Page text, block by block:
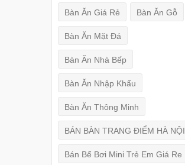
Bàn Ăn Giá Rẻ Bàn Ăn Gỗ
Bàn Ăn Mặt Đá
Bàn Ăn Nhà Bếp
Bàn Ăn Nhập Khẩu
Bàn Ăn Thông Minh
BÁN BÀN TRANG ĐIỂM HÀ NỘI
Bán Bể Bơi Mini Trẻ Em Giá Re